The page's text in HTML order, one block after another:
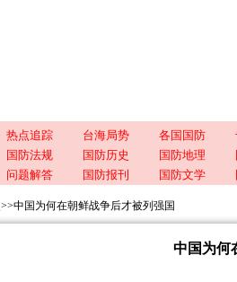
热点追踪 台海局势 各国国防
国防法规 国防历史 国防地理
问题解答 国防报刊 国防文学
>>中国为何在朝鲜战争后才被列强国
中国为何